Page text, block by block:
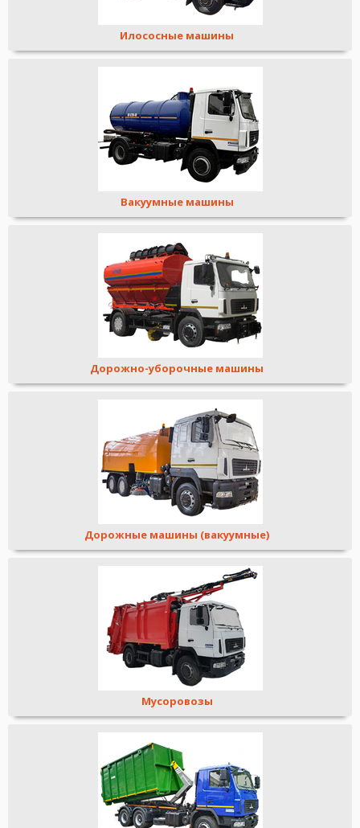
Илососные машины
Вакуумные машины
Дорожно-уборочные машины
Дорожные машины (вакуумные)
Мусоровозы